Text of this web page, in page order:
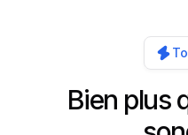
Bien plus